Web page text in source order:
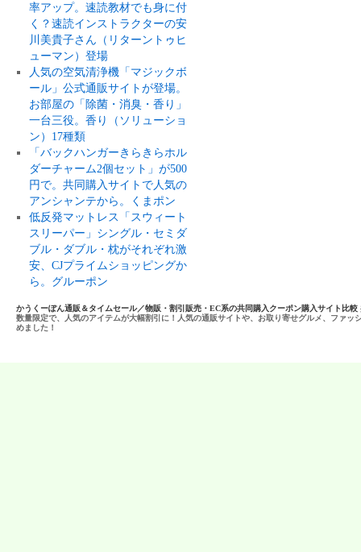
率アップ。速読教材でも身に付
く？速読インストラクターの安
川美貴子さん（リターントゥヒ
ューマン）登場
人気の空気清浄機「マジックボ
ール」公式通販サイトが登場。
お部屋の「除菌・消臭・香り」
一台三役。香り（ソリューショ
ン）17種類
「バックハンガーきらきらホル
ダーチャーム2個セット」が500
円で。共同購入サイトで人気の
アンシャンテから。くまポン
低反発マットレス「スウィート
スリーパー」シングル・セミダ
ブル・ダブル・枕がそれぞれ激
安、CJプライムショッピングか
ら。グルーポン
かうくーぽん通販＆タイムセール／物販・割引販売・EC系の共同購入クーポン購入サイト比較
数量限定で、人気のアイテムが大幅割引に！人気の通販サイトや、お取り寄せグルメ、ファ
めました！